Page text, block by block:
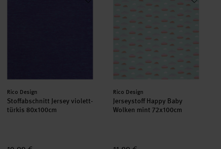
Hersteller:
Rico Design
Stoffabschnitt Jersey violett-
türkis 80x100cm
Hersteller:
Rico Design
Jerseystoff Happy Baby
Wolken mint 72x100cm